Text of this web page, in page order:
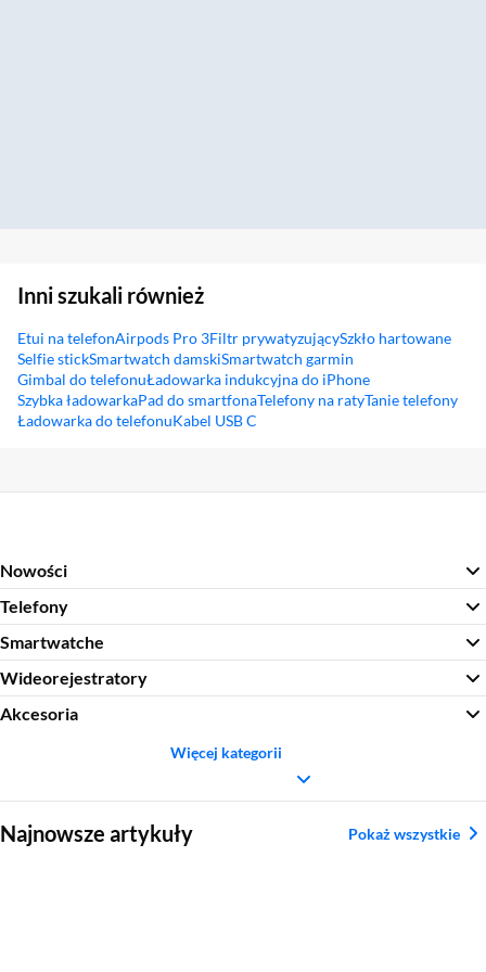
Inni szukali również
Etui na telefonAirpods Pro 3Filtr prywatyzującySzkło hartowane
Selfie stickSmartwatch damskiSmartwatch garmin
Gimbal do telefonuŁadowarka indukcyjna do iPhone
Szybka ładowarkaPad do smartfonaTelefony na ratyTanie telefony
Ładowarka do telefonuKabel USB C
Nowości
Telefony
Smartwatche
Wideorejestratory
Akcesoria
Więcej kategorii
Najnowsze artykuły Pokaż wszystkie